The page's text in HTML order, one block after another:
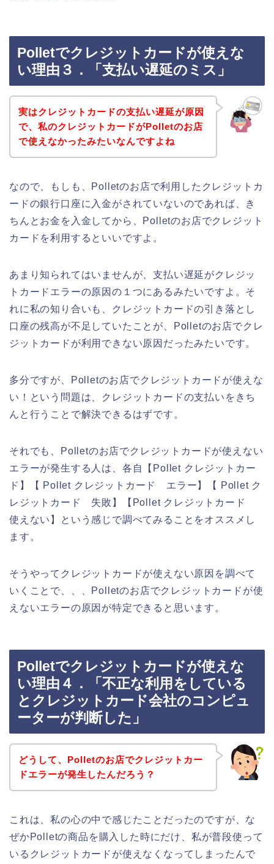
Polletでクレジットカードが使えな
い理由３．「支払い遅延のミス」
実はクレジットカードの支払い遅延が原因
で、私のクレジットカードがPolletのお店
で使えなかったみたいなんですよね
なので、もしも、Polletのお店で利用したクレジットカ
ードの銀行口座に入金がされていないのであれば、き
ちんとお金を入金してから、Polletのお店でクレジット
カードを利用するといいですよ。
あまり知られてはいませんが、支払い遅延がクレジッ
トカードエラーの原因の１つにあるみたいですよ。そ
れに私の知り合いも、クレジットカードの引き落とし
口座の残高が不足していたことが、Polletのお店でクレ
ジットカードが利用できない原因だったみたいです。
多分ですが、Polletのお店でクレジットカードが使えな
い！という問題は、クレジットカードの支払いをきち
んと行うことで解決できるはずです。
それでも、Polletのお店でクレジットカードが使えない
エラーが発生する人は、各自【Pollet クレジットカー
ド】【 Pollet クレジットカード エラー】【 Pollet ク
レジットカード 失敗】【Pollet クレジットカード
使えない】という感じで調べてみることをオススメし
ます。
そうやってクレジットカードが使えない原因を調べて
いくことで、、、Polletのお店でクレジットカードが使
えないエラーの原因が特定できると思います。
Polletでクレジットカードが使えな
い理由４．「不正な利用をしている
とクレジットカード会社のコンピュ
ーターが判断した」
どうして、Polletのお店でクレジットカー
ドエラーが発生したんだろう？
これは、私の心の中で感じたことだったのですが、な
ぜかPolletの商品を購入した時にだけ、私が普段使って
いるクレジットカードが使えなくなってしまったんで